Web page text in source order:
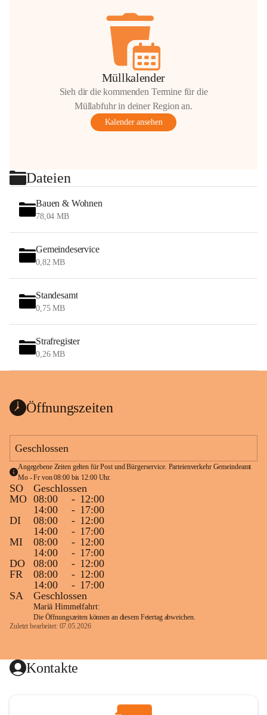
Müllkalender
Sieh dir die kommenden Termine für die
Müllabfuhr in deiner Region an.
Kalender ansehen
Dateien
Bauen & Wohnen
78,04 MB
Gemeindeservice
0,82 MB
Standesamt
0,75 MB
Strafregister
0,26 MB
Öffnungszeiten
Geschlossen
Angegebene Zeiten gelten für Post und Bürgerservice. Parteienverkehr Gemeindeamt
Mo - Fr von 08:00 bis 12:00 Uhr.
SO
Geschlossen
MO 08:00 - 12:00
14:00
- 17:00
DI
08:00 - 12:00
14:00
- 17:00
MI
08:00 - 12:00
14:00
- 17:00
DO
08:00 - 12:00
FR
08:00 - 12:00
14:00
- 17:00
SA
Geschlossen
Mariä Himmelfahrt:
Die Öffnungszeiten können an diesem Feiertag abweichen.
Zuletzt bearbeitet: 07.05.2026
Kontakte